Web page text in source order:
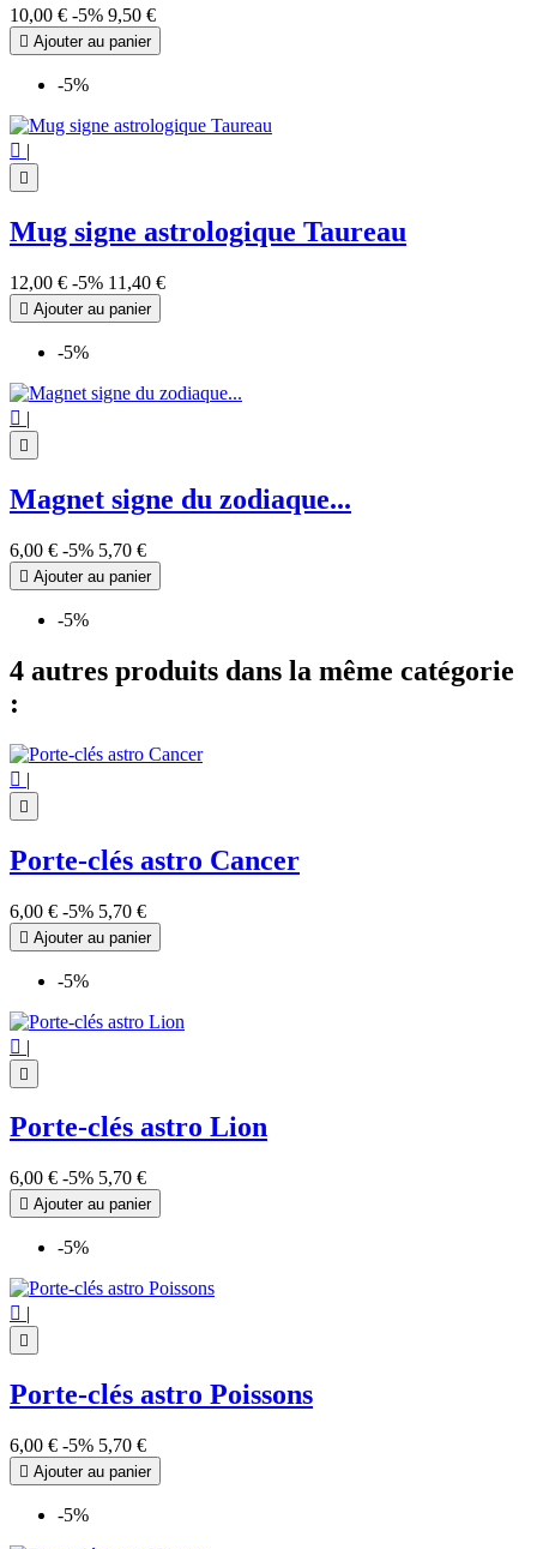
10,00 € -5% 9,50 €
 Ajouter au panier
-5%
 |

Mug signe astrologique Taureau
12,00 € -5% 11,40 €
 Ajouter au panier
-5%
 |

Magnet signe du zodiaque...
6,00 € -5% 5,70 €
 Ajouter au panier
-5%
4 autres produits dans la même catégorie
:
 |

Porte-clés astro Cancer
6,00 € -5% 5,70 €
 Ajouter au panier
-5%
 |

Porte-clés astro Lion
6,00 € -5% 5,70 €
 Ajouter au panier
-5%
 |

Porte-clés astro Poissons
6,00 € -5% 5,70 €
 Ajouter au panier
-5%